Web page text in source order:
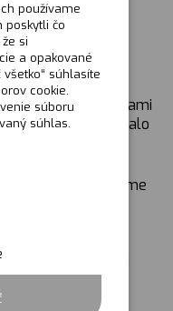
používame
poskytli čo
si
a opakované
súhlasíte
cookie.
súboru
súhlas.
znížiť počet
sociálnych,
pre ohrozené
ktoré
s organizáciami
rodín a dostalo
”Family” rozširujeme
sme
ktoré
rodinám s deťmi,
zástupcami
a rozprávali sa